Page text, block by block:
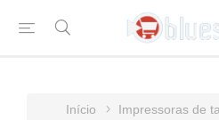
Início
Impressoras de